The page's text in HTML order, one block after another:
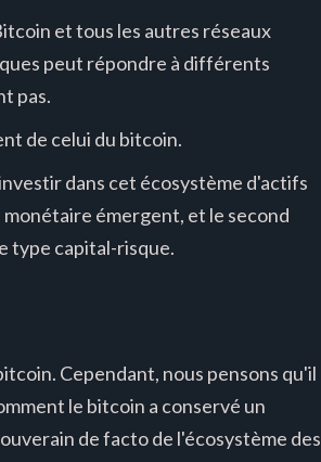
et tous les autres réseaux
peut répondre à différents
pas.
de celui du bitcoin.
dans cet écosystème d'actifs
émergent, et le second
type capital-risque.
Cependant, nous pensons qu'il
le bitcoin a conservé un
de facto de l'écosystème des